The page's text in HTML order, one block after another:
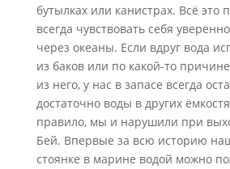
бутылках или канистрах. Всё это
всегда чувствовать себя
через океаны. Если вдруг вода
из баков или по какой-то
из него, у нас в запасе всегда
достаточно воды в других
правило, мы и нарушили при
Бей. Впервые за всю историю
стоянке в марине водой можно